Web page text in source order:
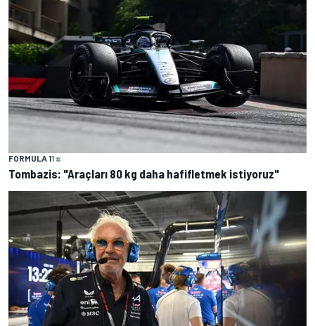
FORMULA 11 s
Tombazis: "Araçları 80 kg daha hafifletmek istiyoruz"